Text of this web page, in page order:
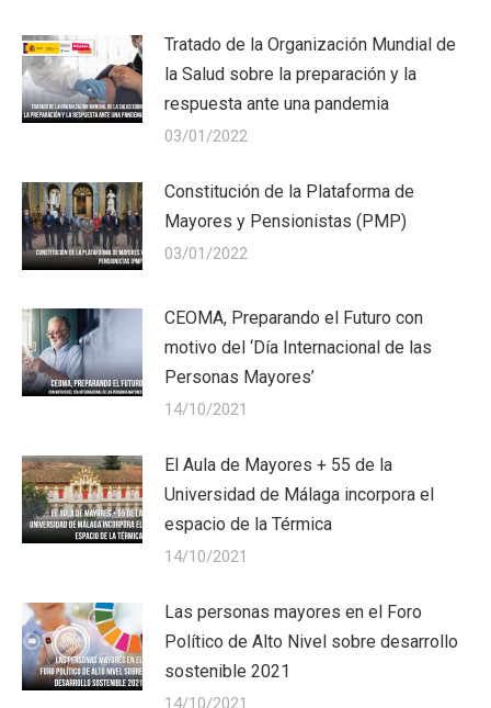
Tratado de la Organización Mundial de
la Salud sobre la preparación y la
respuesta ante una pandemia
03/01/2022
Constitución de la Plataforma de
Mayores y Pensionistas (PMP)
03/01/2022
CEOMA, Preparando el Futuro con
motivo del ‘Día Internacional de las
Personas Mayores’
14/10/2021
El Aula de Mayores + 55 de la
Universidad de Málaga incorpora el
espacio de la Térmica
14/10/2021
Las personas mayores en el Foro
Político de Alto Nivel sobre desarrollo
sostenible 2021
14/10/2021